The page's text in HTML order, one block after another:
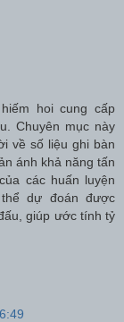
hoi cung cấp
Chuyên mục này
về số liệu ghi bàn
ánh khả năng tấn
các huấn luyện
dự đoán được
giúp ước tính tỷ